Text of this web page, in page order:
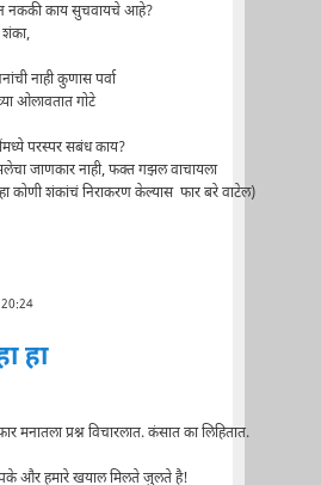
नककी काय सुचवायचे आहे?
नाही कुणास पर्वा
ओलावतात गोटे
परस्पर सबंध काय?
जाणकार नाही, फक्त गझल वाचायला
कोणी शंकांचं निराकरण केल्यास फार बरे वाटेल)
हा
मनातला प्रश्न विचारलात. कंसात का लिहितात.
और हमारे खयाल मिलते जुलते है!